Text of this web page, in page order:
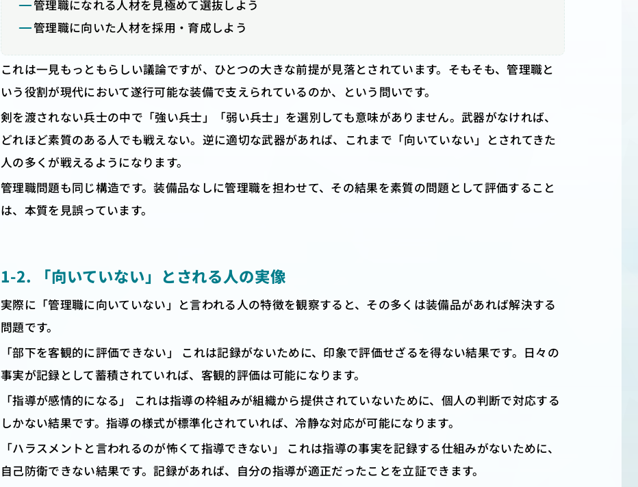
管理職になれる人材を見極めて選抜しよう
管理職に向いた人材を採用・育成しよう
これは一見もっともらしい議論ですが、ひとつの大きな前提が見落とされています。そもそも、管理職と
いう役割が現代において遂行可能な装備で支えられているのか、という問いです。
剣を渡されない兵士の中で「強い兵士」「弱い兵士」を選別しても意味がありません。武器がなければ、
どれほど素質のある人でも戦えない。逆に適切な武器があれば、これまで「向いていない」とされてきた
人の多くが戦えるようになります。
管理職問題も同じ構造です。装備品なしに管理職を担わせて、その結果を素質の問題として評価すること
は、本質を見誤っています。
1-2. 「向いていない」とされる人の実像
実際に「管理職に向いていない」と言われる人の特徴を観察すると、その多くは装備品があれば解決する
問題です。
「部下を客観的に評価できない」 これは記録がないために、印象で評価せざるを得ない結果です。日々の
事実が記録として蓄積されていれば、客観的評価は可能になります。
「指導が感情的になる」 これは指導の枠組みが組織から提供されていないために、個人の判断で対応する
しかない結果です。指導の様式が標準化されていれば、冷静な対応が可能になります。
「ハラスメントと言われるのが怖くて指導できない」 これは指導の事実を記録する仕組みがないために、
自己防衛できない結果です。記録があれば、自分の指導が適正だったことを立証できます。